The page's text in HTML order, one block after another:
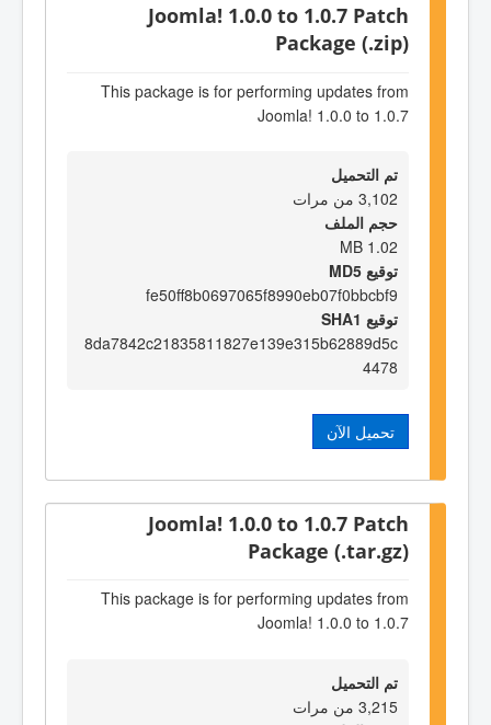
Joomla! 1.0.0 to 1.0.7 Patch
Package (.zip)
This package is for performing updates from
Joomla! 1.0.0 to 1.0.7
تم التحميل
3,102 من مرات
حجم الملف
1.02 MB
توقيع MD5
fe50ff8b0697065f8990eb07f0bbcbf9
توقيع SHA1
8da7842c21835811827e139e315b62889d5c
4478
تحميل الآن
Joomla! 1.0.0 to 1.0.7 Patch
Package (.tar.gz)
This package is for performing updates from
Joomla! 1.0.0 to 1.0.7
تم التحميل
3,215 من مرات